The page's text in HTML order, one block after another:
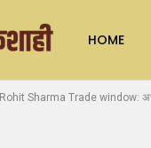
HOME
Rohit Sharma Trade window: असा